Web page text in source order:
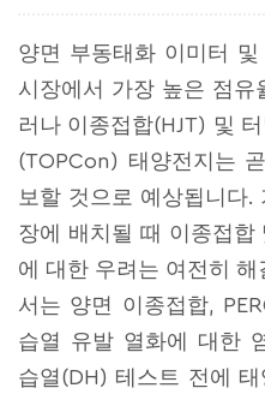
양면 부동태화 이미터
시장에서 가장 높은 점유
러나 이종접합(HJT) 및
(TOPCon) 태양전지는
보할 것으로 예상됩니다.
장에 배치될 때 이종접합
에 대한 우려는 여전히 해
서는 양면 이종접합,
습열 유발 열화에 대한
습열(DH) 테스트 전에